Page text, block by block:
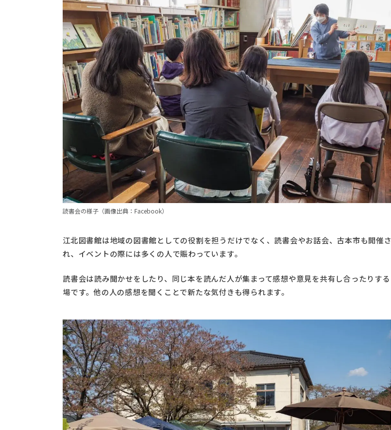
読書会の様子（画像出典：Facebook）
江北図書館は地域の図書館としての役割を担うだけでなく、読書会やお話会、古本市も開催さ
れ、イベントの際には多くの人で賑わっています。
読書会は読み聞かせをしたり、同じ本を読んだ人が集まって感想や意見を共有し合ったりする
場です。他の人の感想を聞くことで新たな気付きも得られます。